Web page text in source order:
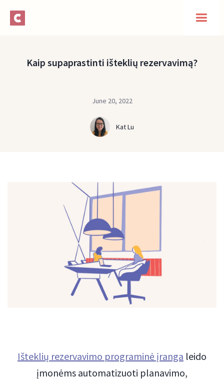
Kaip supaprastinti išteklių rezervavimą?
June 20, 2022
Kat Lu
Išteklių rezervavimo programinė įranga leido
įmonėms automatizuoti planavimo,